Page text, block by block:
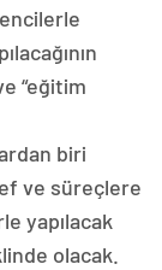
“eğitim
biri
ve süreçlere
yapılacak
olacak.